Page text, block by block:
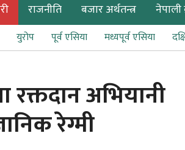
राजनीति बजार अर्थतन्त्र नेपाली
युरोप पूर्व एसिया मध्यपूर्व एसिया
रक्तदान अभियानी
रेग्मी